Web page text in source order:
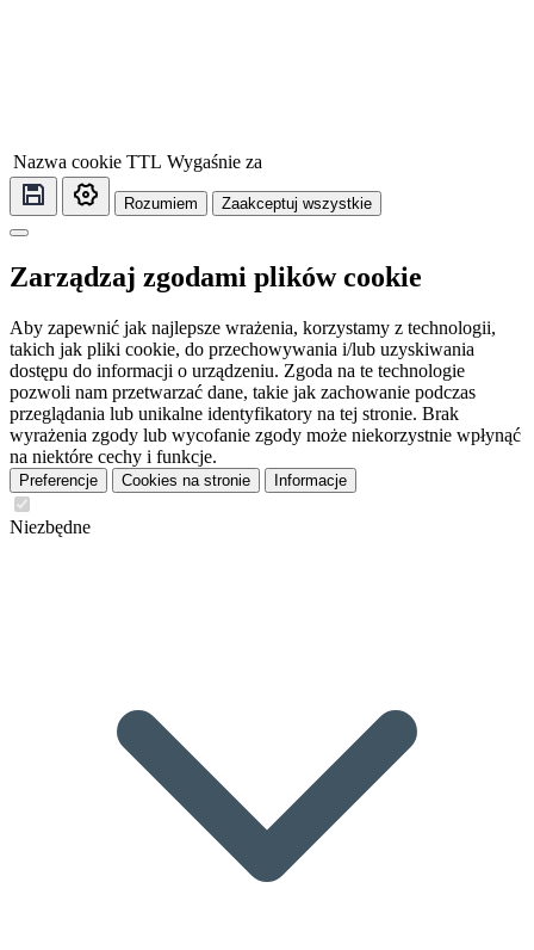
Nazwa cookie TTL Wygaśnie za
Rozumiem Zaakceptuj wszystkie
Zarządzaj zgodami plików cookie
Aby zapewnić jak najlepsze wrażenia, korzystamy z technologii,
takich jak pliki cookie, do przechowywania i/lub uzyskiwania
dostępu do informacji o urządzeniu. Zgoda na te technologie
pozwoli nam przetwarzać dane, takie jak zachowanie podczas
przeglądania lub unikalne identyfikatory na tej stronie. Brak
wyrażenia zgody lub wycofanie zgody może niekorzystnie wpłynąć
na niektóre cechy i funkcje.
Preferencje Cookies na stronie Informacje
Niezbędne